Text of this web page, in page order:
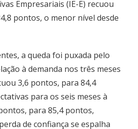
Empresariais (IE-E) recuou
pontos, o menor nível desde
a queda foi puxada pelo
à demanda nos três meses
3,6 pontos, para 84,4
para os seis meses à
para 85,4 pontos,
de confiança se espalha